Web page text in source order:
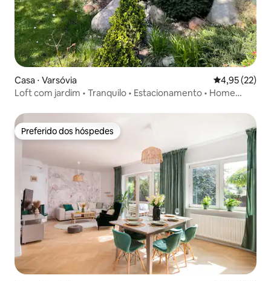
Casa ⋅ Varsóvia 4,95 de uma
4,95 (22)
Loft com jardim • Tranquilo • Estacionamento • Home
Preferido dos hóspedes
Preferido dos hóspedes